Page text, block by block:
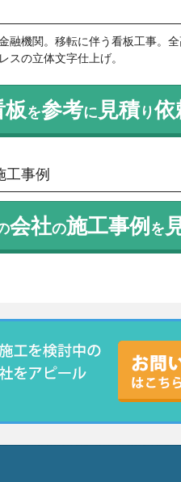
融機関。移転に伴う看板工事。
スの立体文字仕上げ。
を参考に 見積り
工事例
会社の施工事例を